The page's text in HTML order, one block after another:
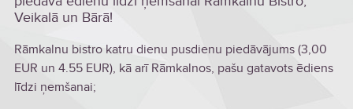
Veikalā un Bārā!
Rāmkalnu bistro katru dienu pusdienu piedāvājums (3,00
EUR un 4.55 EUR), kā arī Rāmkalnos, pašu gatavots ēdiens
līdzi ņemšanai;